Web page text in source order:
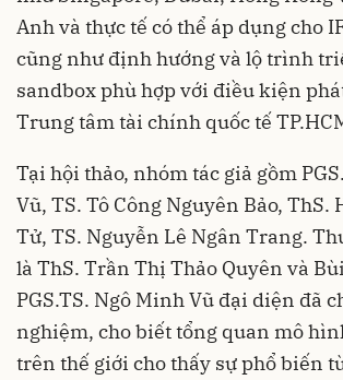
Anh và thực tế có thể áp dụng cho
cũng như định hướng và lộ trình
sandbox phù hợp với điều kiện
Trung tâm tài chính quốc tế
Tại hội thảo, nhóm tác giả gồm
Vũ, TS. Tô Công Nguyên Bảo,
Tử, TS. Nguyễn Lê Ngân Trang.
là ThS. Trần Thị Thảo Quyên và
PGS.TS. Ngô Minh Vũ đại diện đã
nghiệm, cho biết tổng quan mô
trên thế giới cho thấy sự phổ biến